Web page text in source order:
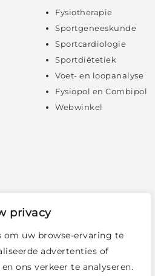
privacy
om uw browse-ervaring te
advertenties of
ons verkeer te analyseren.
Fysiotherapie
Sportgeneeskunde
Sportcardiologie
Sportdiëtetiek
Voet- en loopanalyse
Fysiopol en Combipol
Webwinkel